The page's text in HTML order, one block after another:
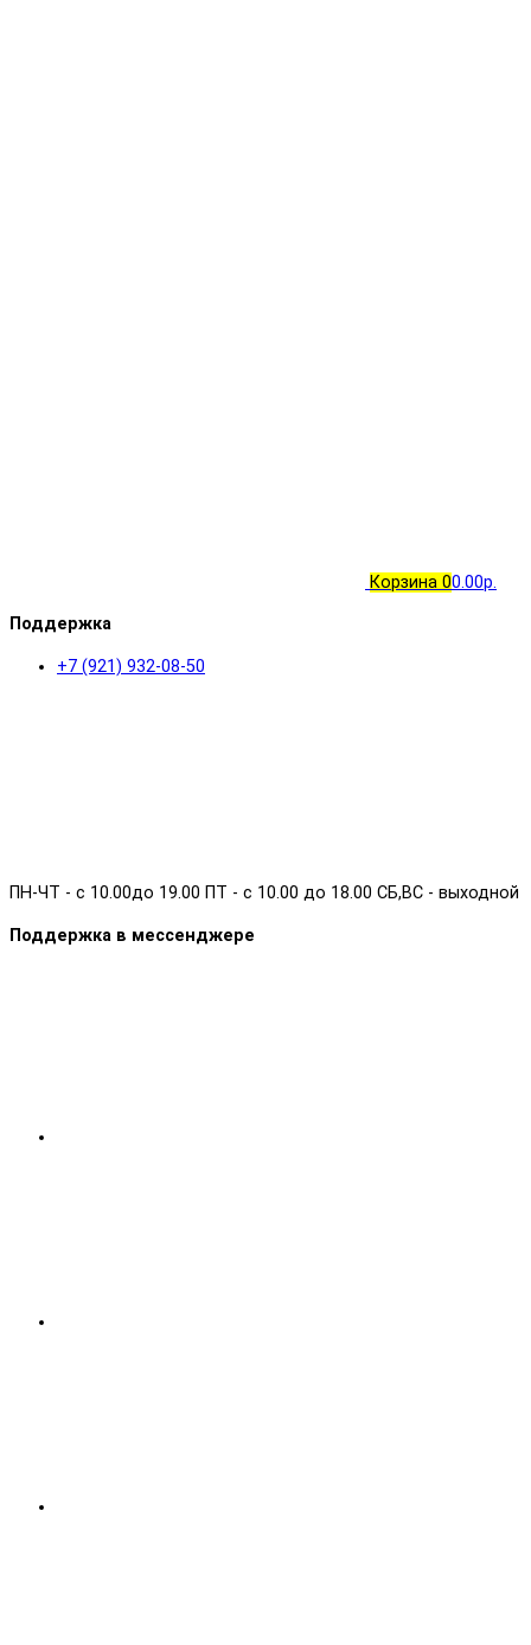
Корзина 00.00р.
Поддержка
+7 (921) 932-08-50
ПН-ЧТ - с 10.00до 19.00 ПТ - с 10.00 до 18.00 СБ,ВС - выходной
Поддержка в мессенджере